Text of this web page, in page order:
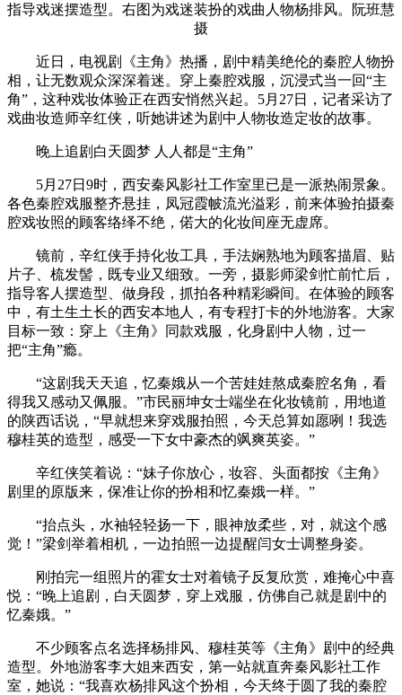
指导戏迷摆造型。右图为戏迷装扮的戏曲人物杨排风。阮班慧
摄
近日，电视剧《主角》热播，剧中精美绝伦的秦腔人物扮
相，让无数观众深深着迷。穿上秦腔戏服，沉浸式当一回“主
角”，这种戏妆体验正在西安悄然兴起。5月27日，记者采访了
戏曲妆造师辛红侠，听她讲述为剧中人物妆造定妆的故事。
晚上追剧白天圆梦 人人都是“主角”
5月27日9时，西安秦风影社工作室里已是一派热闹景象。
各色秦腔戏服整齐悬挂，凤冠霞帔流光溢彩，前来体验拍摄秦
腔戏妆照的顾客络绎不绝，偌大的化妆间座无虚席。
镜前，辛红侠手持化妆工具，手法娴熟地为顾客描眉、贴
片子、梳发髻，既专业又细致。一旁，摄影师梁剑忙前忙后，
指导客人摆造型、做身段，抓拍各种精彩瞬间。在体验的顾客
中，有土生土长的西安本地人，有专程打卡的外地游客。大家
目标一致：穿上《主角》同款戏服，化身剧中人物，过一
把“主角”瘾。
“这剧我天天追，忆秦娥从一个苦娃娃熬成秦腔名角，看
得我又感动又佩服。”市民丽坤女士端坐在化妆镜前，用地道
的陕西话说，“早就想来穿戏服拍照，今天总算如愿咧！我选
穆桂英的造型，感受一下女中豪杰的飒爽英姿。”
辛红侠笑着说：“妹子你放心，妆容、头面都按《主角》
剧里的原版来，保准让你的扮相和忆秦娥一样。”
“抬点头，水袖轻轻扬一下，眼神放柔些，对，就这个感
觉！”梁剑举着相机，一边拍照一边提醒闫女士调整身姿。
刚拍完一组照片的霍女士对着镜子反复欣赏，难掩心中喜
悦：“晚上追剧，白天圆梦，穿上戏服，仿佛自己就是剧中的
忆秦娥。”
不少顾客点名选择杨排风、穆桂英等《主角》剧中的经典
造型。外地游客李大姐来西安，第一站就直奔秦风影社工作
室，她说：“我喜欢杨排风这个扮相，今天终于圆了我的秦腔